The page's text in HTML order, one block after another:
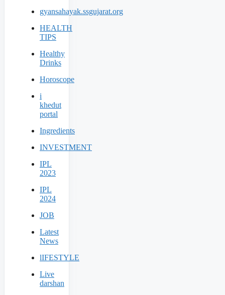
gyansahayak.ssgujarat.org
HEALTH
TIPS
Healthy
Drinks
Horoscope
i
khedut
portal
Ingredients
INVESTMENT
IPL
2023
IPL
2024
JOB
Latest
News
lIFESTYLE
Live
darshan